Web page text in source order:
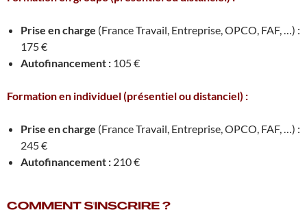
Prise en charge (France Travail, Entreprise, OPCO, FAF, …) :
175 €
Autofinancement : 105 €
Formation en individuel(présentiel ou distanciel) :
Prise en charge (France Travail, Entreprise, OPCO, FAF, …) :
245 €
Autofinancement : 210 €